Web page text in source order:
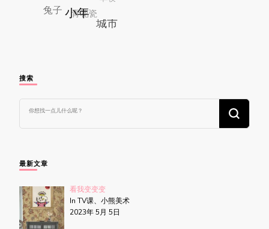
搜索
么
吗?
最新文章
看我变变变
In TV课、小熊美术
2023年 5月 5日